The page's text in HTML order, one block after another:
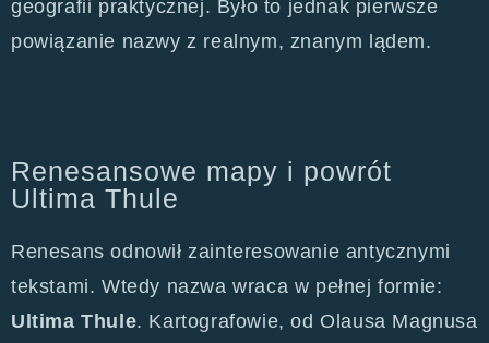
geografii praktycznej. Było to jednak pierwsze
powiązanie nazwy z realnym, znanym lądem.
Renesansowe mapy i powrót
Ultima Thule
Renesans odnowił zainteresowanie antycznymi
tekstami. Wtedy nazwa wraca w pełnej formie:
Ultima Thule. Kartografowie, od Olausa Magnusa